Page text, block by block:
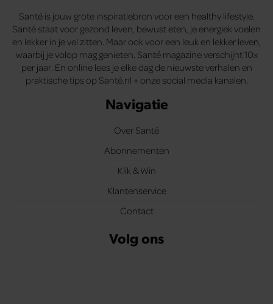
Santé is jouw grote inspiratiebron voor een healthy lifestyle.
Santé staat voor gezond leven, bewust eten, je energiek voelen
en lekker in je vel zitten. Maar ook voor een leuk en lekker leven,
waarbij je volop mag genieten. Santé magazine verschijnt 10x
per jaar. En online lees je elke dag de nieuwste verhalen en
praktische tips op Santé.nl + onze social media kanalen.
Navigatie
Over Santé
Abonnementen
Klik & Win
Klantenservice
Contact
Volg ons